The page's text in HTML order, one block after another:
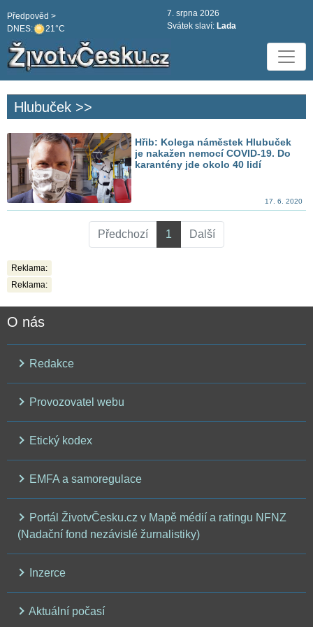
DNES: 21°C
Předpověd >
7. srpna 2026
Svátek slaví: Lada
Hlubuček >>
Hřib: Kolega náměstek Hlubuček
je nakažen nemocí COVID-19. Do
karantény jde okolo 40 lidí
17. 6. 2020
Předchozí 1 Další
Reklama:
Reklama:
O nás
Redakce
Provozovatel webu
Etický kodex
EMFA a samoregulace
Portál ŽivotvČesku.cz v Mapě médií a ratingu NFNZ
(Nadační fond nezávislé žurnalistiky)
Inzerce
Aktuální počasí